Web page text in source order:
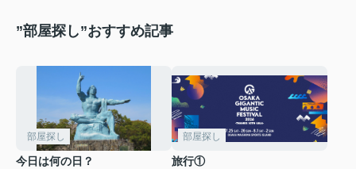
”部屋探し”おすすめ記事
部屋探し
今日は何の日？
部屋探し
旅行①